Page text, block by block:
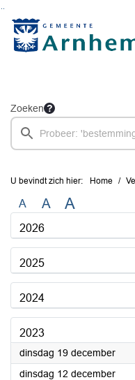
Zoeken
U bevindt zich hier: Home
A A A
2026
2025
2024
2023
dinsdag 19 december2023
dinsdag 12 december2023